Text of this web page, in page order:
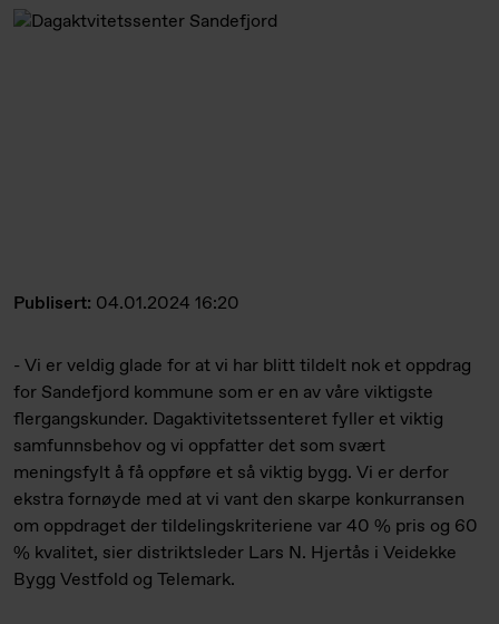
Publisert: 04.01.2024 16:20
- Vi er veldig glade for at vi har blitt tildelt nok et oppdrag
for Sandefjord kommune som er en av våre viktigste
flergangskunder. Dagaktivitetssenteret fyller et viktig
samfunnsbehov og vi oppfatter det som svært
meningsfylt å få oppføre et så viktig bygg. Vi er derfor
ekstra fornøyde med at vi vant den skarpe konkurransen
om oppdraget der tildelingskriteriene var 40 % pris og 60
% kvalitet, sier distriktsleder Lars N. Hjertås i Veidekke
Bygg Vestfold og Telemark.